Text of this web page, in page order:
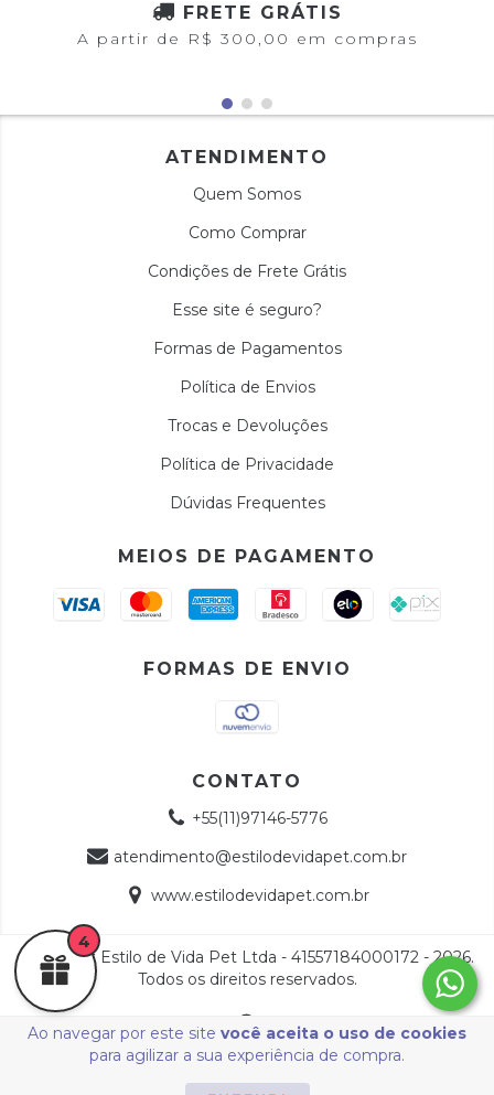
Ao navegar por este site você aceita o uso de cookies
para agilizar a sua experiência de compra.
FRETE GRÁTIS
A partir de R$ 300,00 em compras
ATENDIMENTO
Quem Somos
Como Comprar
Condições de Frete Grátis
Esse site é seguro?
Formas de Pagamentos
Política de Envios
Trocas e Devoluções
Política de Privacidade
Dúvidas Frequentes
MEIOS DE PAGAMENTO
FORMAS DE ENVIO
CONTATO
+55(11)97146-5776
atendimento@estilodevidapet.com.br
www.estilodevidapet.com.br
Copyright Estilo de Vida Pet Ltda - 41557184000172 - 2026.
Todos os direitos reservados.
4